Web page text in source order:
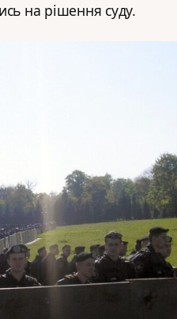
на рішення суду.